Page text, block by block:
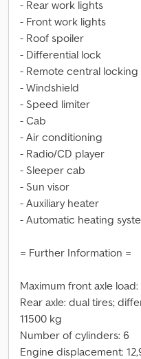
- Rear work lights
- Front work lights
- Roof spoiler
- Differential lock
- Remote central locking
- Windshield
- Speed limiter
- Cab
- Air conditioning
- Radio/CD player
- Sleeper cab
- Sun visor
- Auxiliary heater
- Automatic heating
= Further Information =
Maximum front axle
Rear axle: dual tires;
11500 kg
Number of cylinders: 6
Engine displacement: